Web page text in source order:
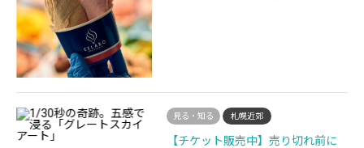
見る・知る 札幌近郊
【チケット販売中】売り切れ前に